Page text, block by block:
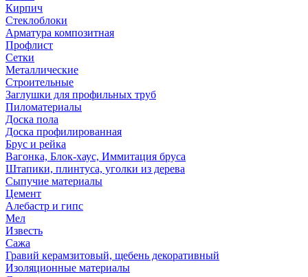
Кирпич
Стеклоблоки
Арматура композитная
Профлист
Сетки
Металлические
Строительные
Заглушки для профильных труб
Пиломатериалы
Доска пола
Доска профилированная
Брус и рейка
Вагонка, Блок-хаус, Иммитация бруса
Штапики, плинтуса, уголки из дерева
Сыпучие материалы
Цемент
Алебастр и гипс
Мел
Известь
Сажа
Гравий керамзитовый, щебень декоративный
Изоляционные материалы